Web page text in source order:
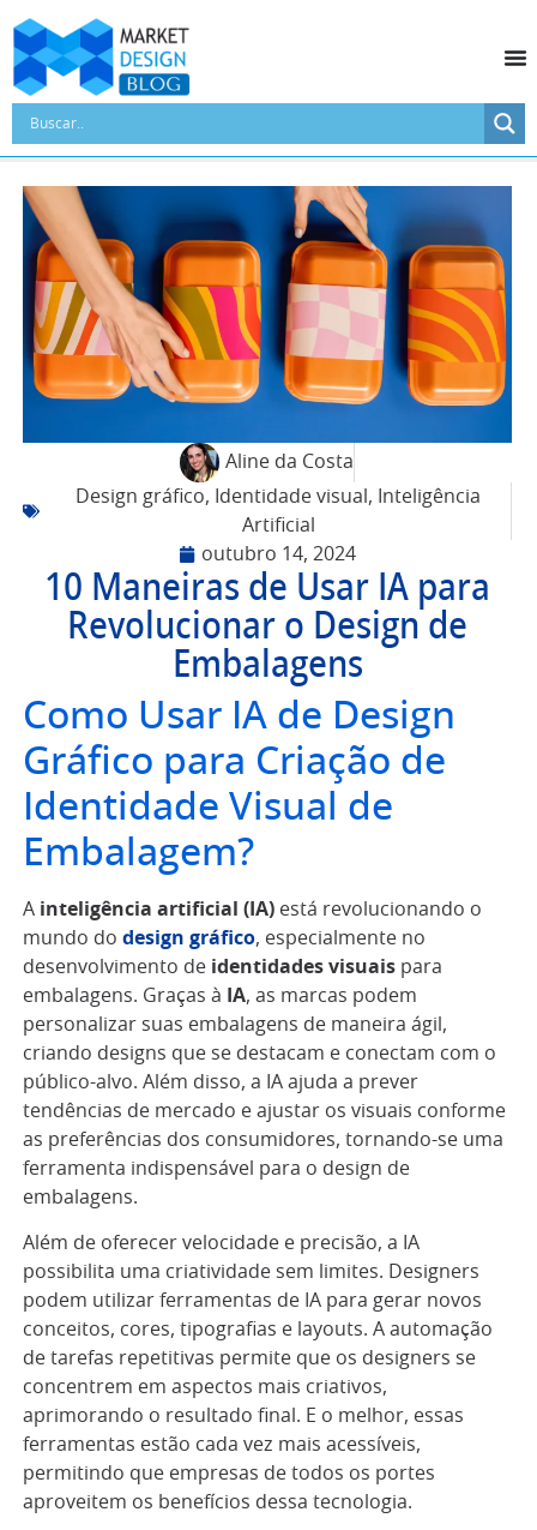
Aline da Costa
Design gráfico, Identidade visual ,
Inteligência
Artificial
outubro 14, 2024
10 Maneiras de Usar IA para
Revolucionar o Design de
Embalagens
Como Usar IA de Design
Gráfico para Criação de
Identidade Visual de
Embalagem?
A inteligência artificial (IA) está revolucionando o
mundo do design gráfico, especialmente no
desenvolvimento de identidades visuais para
embalagens. Graças à
IA, as marcas podem
personalizar suas embalagens de maneira ágil,
criando designs que se destacam e conectam com o
público-alvo. Além disso, a IA ajuda a prever
tendências de mercado e ajustar os visuais conforme
as preferências dos consumidores, tornando-se uma
ferramenta indispensável para o design de
embalagens.
Além de oferecer velocidade e precisão, a IA
possibilita uma criatividade sem limites. Designers
podem utilizar ferramentas de IA para gerar novos
conceitos, cores, tipografias e layouts. A automação
de tarefas repetitivas permite que os designers se
concentrem em aspectos mais criativos,
aprimorando o resultado final. E o melhor, essas
ferramentas estão cada vez mais acessíveis,
permitindo que empresas de todos os portes
aproveitem os benefícios dessa tecnologia.